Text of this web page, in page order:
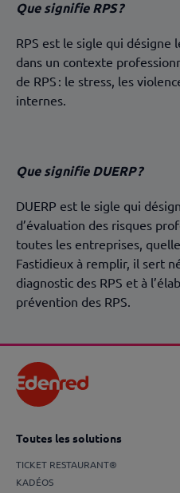
Que signifie RPS ?
RPS est le sigle qui désigne
dans un contexte
de RPS : le stress, les
internes.
Que signifie DUERP ?
DUERP est le sigle qui
d’évaluation des risques
toutes les entreprises,
Fastidieux à remplir, il sert
diagnostic des RPS et à
prévention des RPS.
Toutes les solutions
TICKET RESTAURANT®
KADÉOS